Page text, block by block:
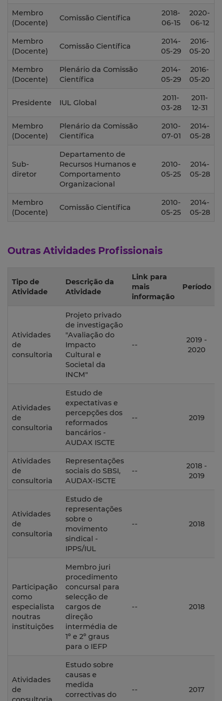
Membro
(Docente)
Comissão Científica
2018-
06-15
2020-
06-12
Membro
(Docente)
Comissão Científica
2014-
05-29
2016-
05-20
Membro
(Docente)
Plenário da Comissão
Científica
2014-
05-29
2016-
05-20
Presidente IUL Global
2011-
03-28
2011-
12-31
Membro
(Docente)
Plenário da Comissão
Científica
2010-
07-01
2014-
05-28
Sub-
diretor
Departamento de
Recursos Humanos e
Comportamento
Organizacional
2010-
05-25
2014-
05-28
Membro
(Docente)
Comissão Científica
2010-
05-25
2014-
05-28
Outras Atividades Profissionais
Tipo de
Atividade
Descrição da
Atividade
Link para
mais
informação
Período
Atividades
de
consultoria
Projeto privado
de investigação
"Avaliação do
Impacto
Cultural e
Societal da
INCM"
--
2019 -
2020
Atividades
de
consultoria
Estudo de
expectativas e
percepções dos
reformados
bancários -
AUDAX ISCTE
-- 2019
Atividades
de
consultoria
Representações
sociais do SBSI,
AUDAX-ISCTE
--
2018 -
2019
Atividades
de
consultoria
Estudo de
representações
sobre o
movimento
sindical -
IPPS/IUL
-- 2018
Participação
como
especialista
noutras
instituições
Membro juri
procedimento
concursal para
selecção de
cargos de
direção
intermédia de
1º e 2º graus
para o IEFP
-- 2018
Atividades
de
Estudo sobre
causas e
medida
correctivas do
-- 2017